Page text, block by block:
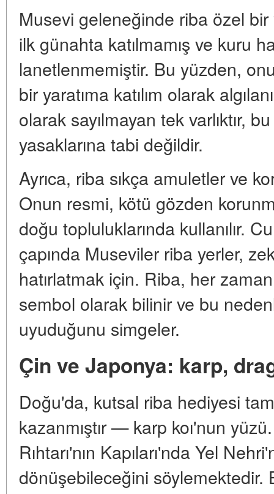
Musevi geleneğinde riba özel
ilk günahta katılmamış ve kuru
lanetlenmemiştir. Bu yüzden,
bir yaratıma katılım olarak
olarak sayılmayan tek varlıktır,
yasaklarına tabi değildir.
Ayrıca, riba sıkça amuletler ve
Onun resmi, kötü gözden
doğu topluluklarında kullanılır.
çapında Museviler riba yerler,
hatırlatmak için. Riba, her
sembol olarak bilinir ve bu
uyuduğunu simgeler.
Çin ve Japonya: karp,
Doğu'da, kutsal riba hediyesi
kazanmıştır — karp koı'nun
Rıhtarı'nın Kapıları'nda Yel
dönüşebileceğini